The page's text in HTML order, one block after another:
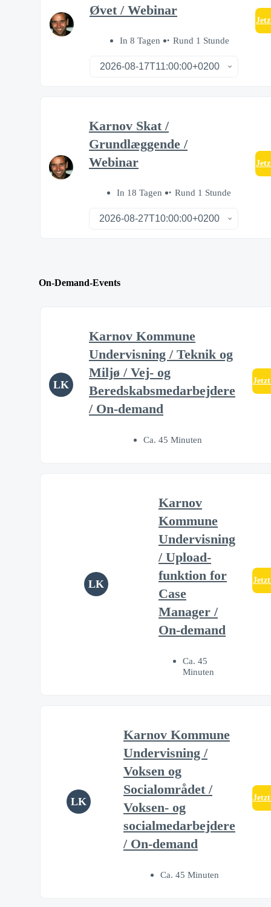
Øvet / Webinar
In 8 Tagen Rund 1 Stunde
Karnov Skat /
Grundlæggende /
Webinar
In 18 Tagen Rund 1 Stunde
On-Demand-Events
LK
Karnov Kommune
Undervisning / Teknik og
Miljø / Vej- og
Beredskabsmedarbejdere
/ On-demand
Ca. 45 Minuten
LK
Karnov
Kommune
Undervisning
/ Upload-
funktion for
Case
Manager /
On-demand
Ca. 45
Minuten
LK
Karnov Kommune
Undervisning /
Voksen og
Socialområdet /
Voksen- og
socialmedarbejdere
/ On-demand
Ca. 45 Minuten